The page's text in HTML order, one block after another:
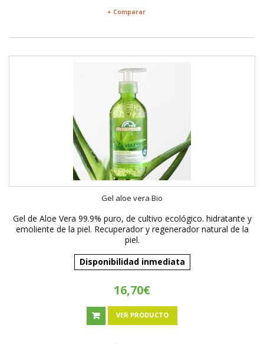
+ Comparar
Gel aloe vera Bio
Gel de Aloe Vera 99.9% puro, de cultivo ecológico. hidratante y
emoliente de la piel. Recuperador y regenerador natural de la
piel.
Disponibilidad inmediata
16,70€
VER PRODUCTO